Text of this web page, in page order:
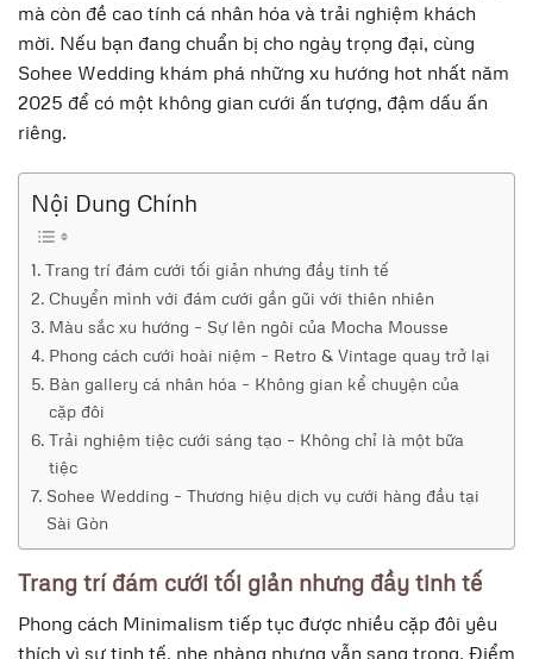
mà còn đề cao tính cá nhân hóa và trải nghiệm khách
mời. Nếu bạn đang chuẩn bị cho ngày trọng đại, cùng
Sohee Wedding khám phá những xu hướng hot nhất năm
2025 để có một không gian cưới ấn tượng, đậm dấu ấn
riêng.
Nội Dung Chính
Trang trí đám cưới tối giản nhưng đầy tinh tế
Chuyển mình với đám cưới gần gũi với thiên nhiên
Màu sắc xu hướng – Sự lên ngôi của Mocha Mousse
Phong cách cưới hoài niệm – Retro & Vintage quay trở lại
Bàn gallery cá nhân hóa – Không gian kể chuyện của
cặp đôi
Trải nghiệm tiệc cưới sáng tạo – Không chỉ là một bữa
tiệc
Sohee Wedding – Thương hiệu dịch vụ cưới hàng đầu tại
Sài Gòn
Trang trí đám cưới tối giản nhưng đầy tinh tế
Phong cách Minimalism tiếp tục được nhiều cặp đôi yêu
thích vì sự tinh tế, nhẹ nhàng nhưng vẫn sang trọng. Điểm